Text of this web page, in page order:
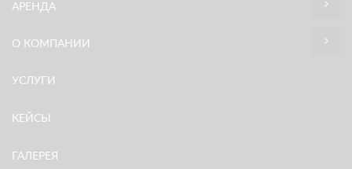
АРЕНДА
О КОМПАНИИ
УСЛУГИ
КЕЙСЫ
ГАЛЕРЕЯ